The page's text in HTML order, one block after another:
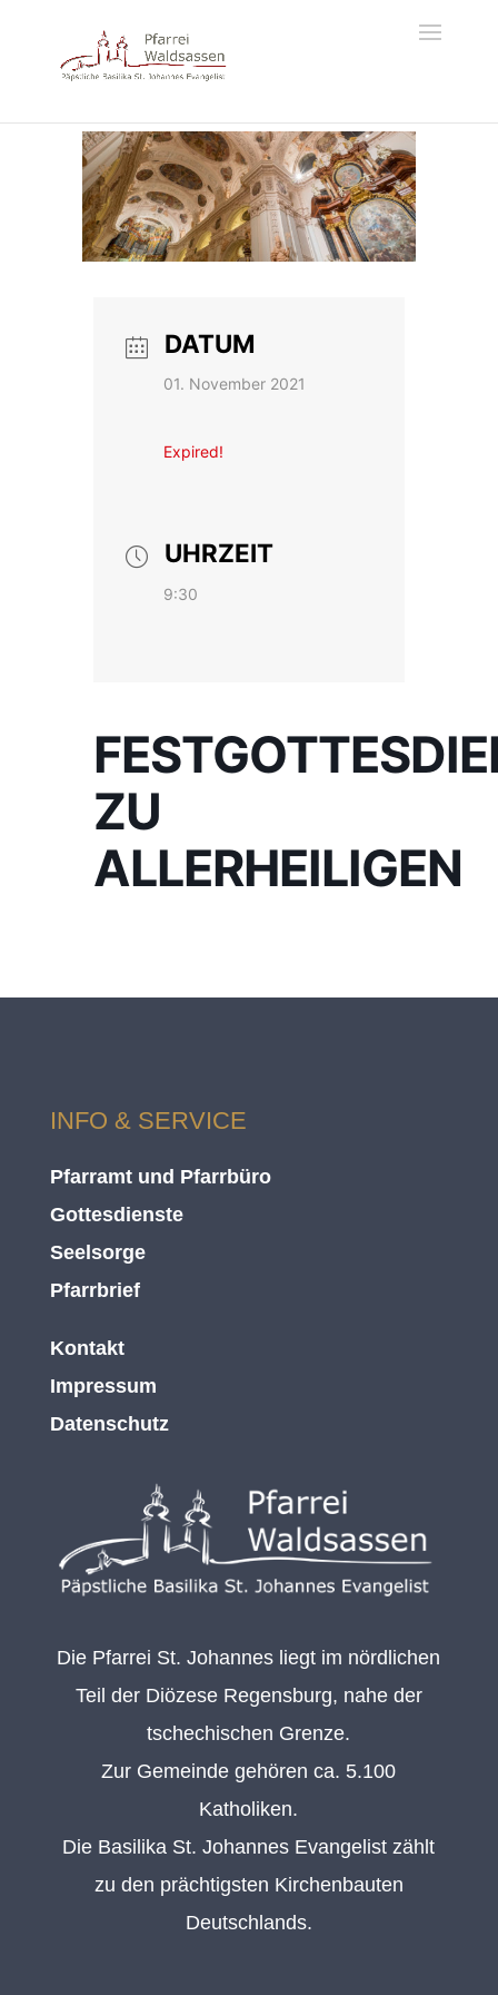
DATUM
01. November 2021
Expired!
UHRZEIT
9:30
ZU
ALLERHEILIGEN
INFO & SERVICE
Pfarramt und Pfarrbüro
Gottesdienste
Seelsorge
Pfarrbrief
Kontakt
Impressum
Datenschutz
Die Pfarrei St. Johannes liegt im nördlichen
Teil der Diözese Regensburg, nahe der
tschechischen Grenze.
Zur Gemeinde gehören ca. 5.100
Katholiken.
Die Basilika St. Johannes Evangelist zählt
zu den prächtigsten Kirchenbauten
Deutschlands.